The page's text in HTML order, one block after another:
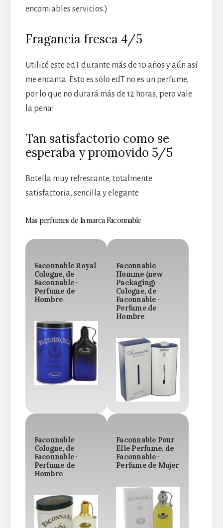
encomiables servicios.)
Fragancia fresca 4/5
Utilicé este edT durante más de 10 años y aún así
me encanta. Esto es sólo edT no es un perfume,
por lo que no durará más de 12 horas, pero vale
la pena!
Tan satisfactorio como se
esperaba y promovido 5/5
Botella muy refrescante, totalmente
satisfactoria, sencilla y elegante
Más perfumes de la marca Faconnable
Faconnable Royal
Cologne, de
Faconnable ·
Perfume de
Hombre
Faconnable
Homme (new
Packaging)
Cologne, de
Faconnable ·
Perfume de
Hombre
Faconnable
Cologne, de
Faconnable ·
Perfume de
Hombre
Faconnable Pour
Elle Perfume, de
Faconnable ·
Perfume de Mujer